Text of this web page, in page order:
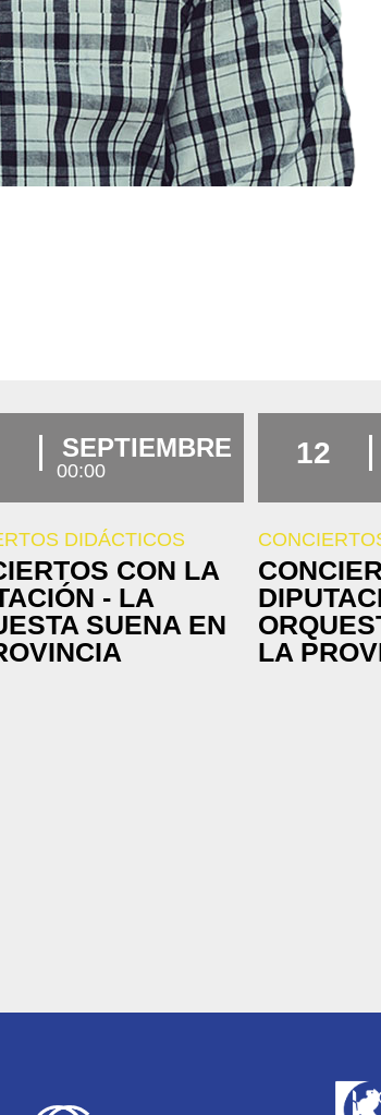
SEPTIEMBRE
00:00
DIDÁCTICOS
CON LA
- LA
SUENA EN
12
LA